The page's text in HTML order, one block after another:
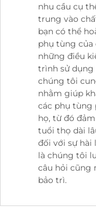
nhu cầu cụ
trung vào
bạn có thể
phụ tùng của
những điều
trình sử dụng
chúng tôi
nhằm giúp
các phụ tùng
họ, từ đó
tuổi thọ dài
đối với sự hài
là chúng tôi
câu hỏi cũng
bảo trì.